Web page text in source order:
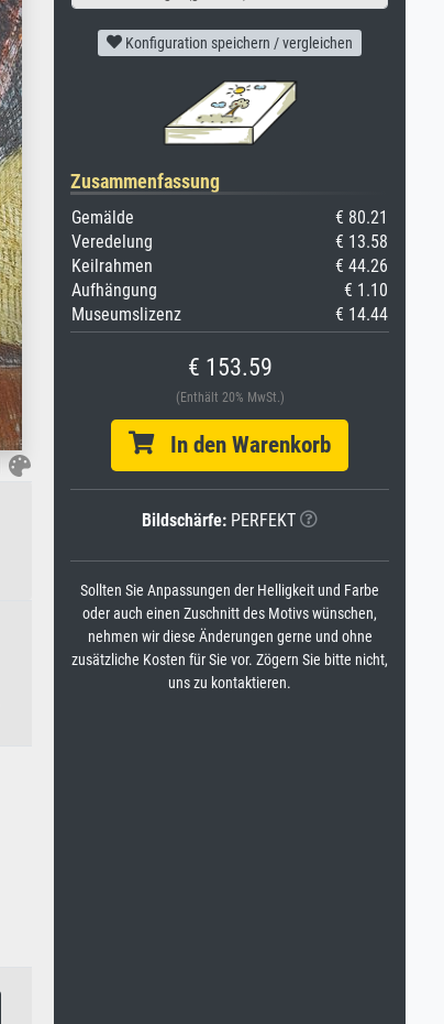
Konfiguration speichern / vergleichen
Zusammenfassung
Gemälde
€ 80.21
Veredelung
€ 13.58
Keilrahmen
€ 44.26
Aufhängung
€ 1.10
Museumslizenz
€ 14.44
€ 153.59
(Enthält 20% MwSt.)
In den Warenkorb
Bildschärfe: PERFEKT
Sollten Sie Anpassungen der Helligkeit und Farbe
oder auch einen Zuschnitt des Motivs wünschen,
nehmen wir diese Änderungen gerne und ohne
zusätzliche Kosten für Sie vor. Zögern Sie bitte nicht,
uns zu kontaktieren.